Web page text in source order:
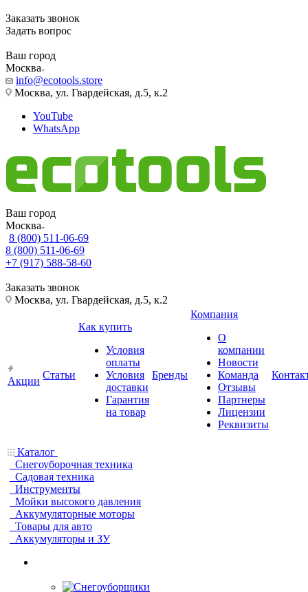
Заказать звонок
Задать вопрос
Ваш город
Москва
info@ecotools.store
Москва, ул. Гвардейская, д.5, к.2
YouTube
WhatsApp
Ваш город
Москва
8 (800) 511-06-69
8 (800) 511-06-69
+7 (917) 588-58-60
Заказать звонок
Москва, ул. Гвардейская, д.5, к.2
Акции
Статьи
Как купить
Условия
оплаты
Условия
доставки
Гарантия
на товар
Бренды
Компания
О
компании
Новости
Команда
Отзывы
Партнеры
Лицензии
Реквизиты
Каталог
Снегоуборочная техника
Садовая техника
Инструменты
Мойки высокого давления
Аккумуляторные моторы
Товары для авто
Аккумуляторы и ЗУ